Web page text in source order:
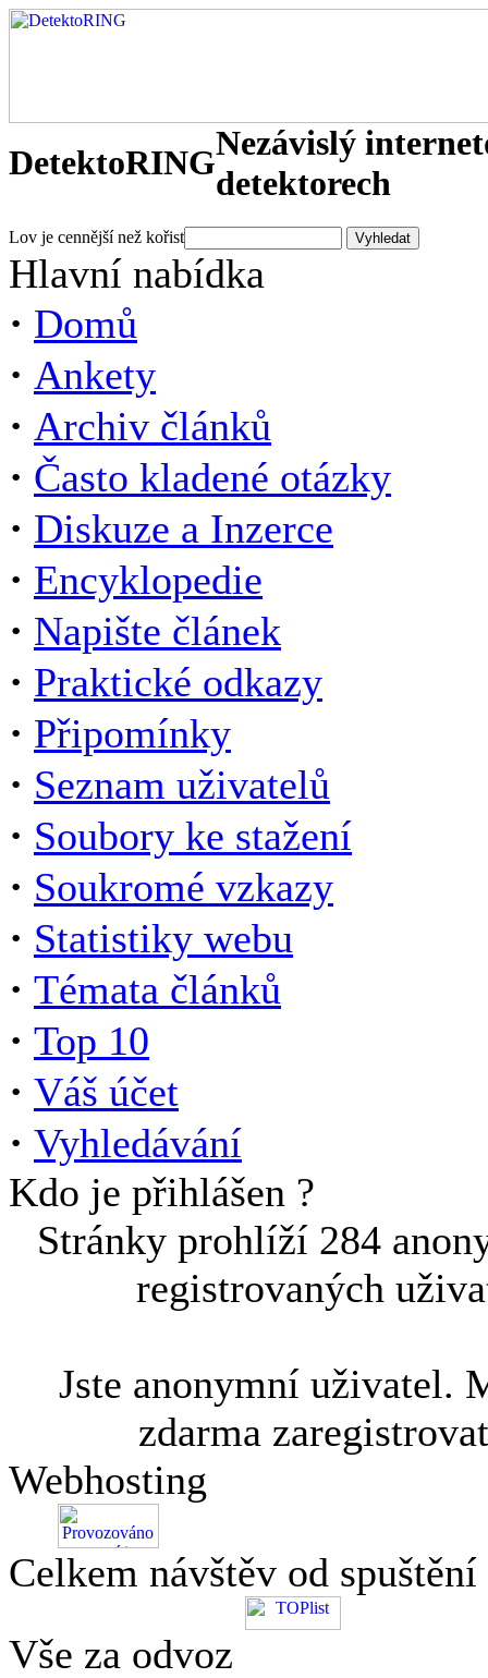
DetektoRINGNezávislý
detektorech
Lov je cennější než kořist
Hlavní nabídka
· Domů
· Ankety
· Archiv článků
· Často kladené otázky
· Diskuze a Inzerce
· Encyklopedie
· Napište článek
· Praktické odkazy
· Připomínky
· Seznam uživatelů
· Soubory ke stažení
· Soukromé vzkazy
· Statistiky webu
· Témata článků
· Top 10
· Váš účet
· Vyhledávání
Kdo je přihlášen ?
Stránky prohlíží 284
registrovaných
Jste anonymní uživatel.
zdarma
Webhosting
Celkem návštěv od
Vše za odvoz